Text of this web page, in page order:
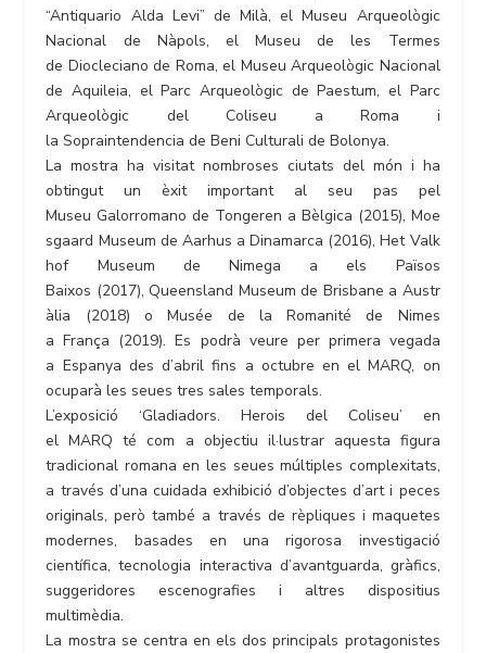
“Antiquario Alda Levi” de Milà, el Museu Arqueològic
Nacional de Nàpols, el Museu de les Termes
de Diocleciano de Roma, el Museu Arqueològic Nacional
de Aquileia, el Parc Arqueològic de Paestum, el Parc
Arqueològic del Coliseu a Roma i
la Sopraintendencia de Beni Culturali de Bolonya.
La mostra ha visitat nombroses ciutats del món i ha
obtingut un èxit important al seu pas pel
Museu Galorromano de Tongeren a Bèlgica (2015), Moe
sgaard Museum de Aarhus a Dinamarca (2016), Het Valk
hof Museum de Nimega a els Països
Baixos (2017), Queensland Museum de Brisbane a Austr
àlia (2018) o Musée de la Romanité de Nimes
a França (2019). Es podrà veure per primera vegada
a Espanya des d’abril fins a octubre en el MARQ, on
ocuparà les seues tres sales temporals.
L’exposició ‘Gladiadors. Herois del Coliseu’ en
el MARQ té com a objectiu il·lustrar aquesta figura
tradicional romana en les seues múltiples complexitats,
a través d’una cuidada exhibició d’objectes d’art i peces
originals, però també a través de rèpliques i maquetes
modernes, basades en una rigorosa investigació
científica, tecnologia interactiva d’avantguarda, gràfics,
suggeridores escenografies i altres dispositius
multimèdia.
La mostra se centra en els dos principals protagonistes